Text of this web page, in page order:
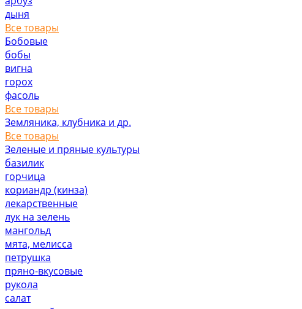
дыня
Все товары
Бобовые
бобы
вигна
горох
фасоль
Все товары
Земляника, клубника и др.
Все товары
Зеленые и пряные культуры
базилик
горчица
кориандр (кинза)
лекарственные
лук на зелень
мангольд
мята, мелисса
петрушка
пряно-вкусовые
рукола
салат